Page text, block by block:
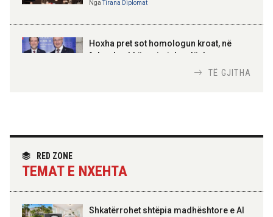
100-vjetori i themelimit të
Urdhrit të Skënderbeut
Nga Tirana Diplomat
Hoxha pret sot homologun kroat, në
fokus bashkëpunimi dypalësh
partneritetit strategjik
TË GJITHA
RED ZONE
TEMAT E NXEHTA
Shkatërrohet shtëpia madhështore e Al